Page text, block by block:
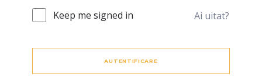
Keep me signed in Ai uitat?
AUTENTIFICARE